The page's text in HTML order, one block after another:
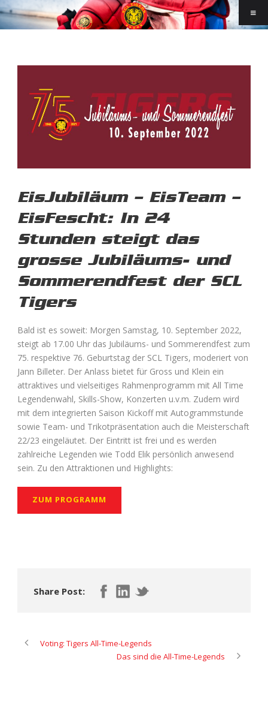
EisJubiläum – EisTeam –
EisFescht: In 24
Stunden steigt das
grosse Jubiläums- und
Sommerendfest der SCL
Tigers
Bald ist es soweit: Morgen Samstag, 10. September 2022,
steigt ab 17.00 Uhr das Jubiläums- und Sommerendfest zum
75. respektive 76. Geburtstag der SCL Tigers, moderiert von
Jann Billeter. Der Anlass bietet für Gross und Klein ein
attraktives und vielseitiges Rahmenprogramm mit All Time
Legendenwahl, Skills-Show, Konzerten u.v.m. Zudem wird
mit dem integrierten Saison Kickoff mit Autogrammstunde
sowie Team- und Trikotpräsentation auch die Meisterschaft
22/23 eingeläutet. Der Eintritt ist frei und es werden
zahlreiche Legenden wie Todd Elik persönlich anwesend
sein. Zu den Attraktionen und Highlights:
ZUM PROGRAMM
Share Post:
Voting: Tigers All-Time-Legends
Das sind die All-Time-Legends